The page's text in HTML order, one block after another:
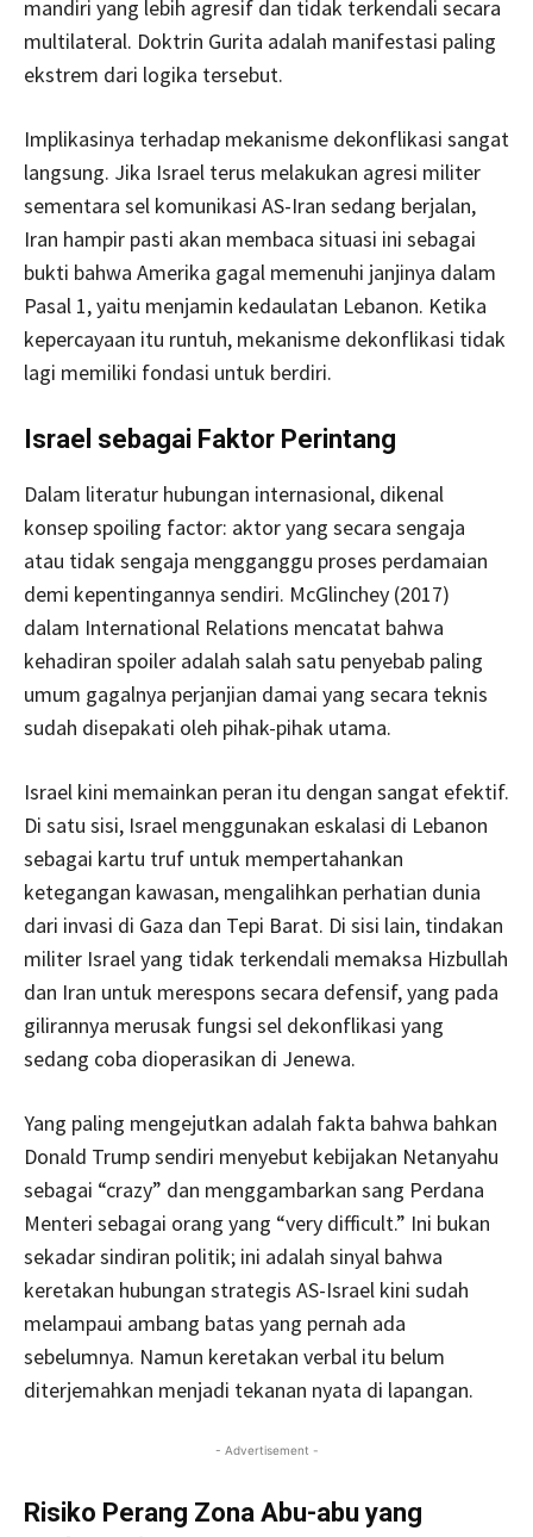
mandiri yang lebih agresif dan tidak terkendali secara
multilateral. Doktrin Gurita adalah manifestasi paling
ekstrem dari logika tersebut.
Implikasinya terhadap mekanisme dekonflikasi sangat
langsung. Jika Israel terus melakukan agresi militer
sementara sel komunikasi AS-Iran sedang berjalan,
Iran hampir pasti akan membaca situasi ini sebagai
bukti bahwa Amerika gagal memenuhi janjinya dalam
Pasal 1, yaitu menjamin kedaulatan Lebanon. Ketika
kepercayaan itu runtuh, mekanisme dekonflikasi tidak
lagi memiliki fondasi untuk berdiri.
Israel sebagai Faktor Perintang
Dalam literatur hubungan internasional, dikenal
konsep spoiling factor: aktor yang secara sengaja
atau tidak sengaja mengganggu proses perdamaian
demi kepentingannya sendiri. McGlinchey (2017)
dalam International Relations mencatat bahwa
kehadiran spoiler adalah salah satu penyebab paling
umum gagalnya perjanjian damai yang secara teknis
sudah disepakati oleh pihak-pihak utama.
Israel kini memainkan peran itu dengan sangat efektif.
Di satu sisi, Israel menggunakan eskalasi di Lebanon
sebagai kartu truf untuk mempertahankan
ketegangan kawasan, mengalihkan perhatian dunia
dari invasi di Gaza dan Tepi Barat. Di sisi lain, tindakan
militer Israel yang tidak terkendali memaksa Hizbullah
dan Iran untuk merespons secara defensif, yang pada
gilirannya merusak fungsi sel dekonflikasi yang
sedang coba dioperasikan di Jenewa.
Yang paling mengejutkan adalah fakta bahwa bahkan
Donald Trump sendiri menyebut kebijakan Netanyahu
sebagai “crazy” dan menggambarkan sang Perdana
Menteri sebagai orang yang “very difficult.” Ini bukan
sekadar sindiran politik; ini adalah sinyal bahwa
keretakan hubungan strategis AS-Israel kini sudah
melampaui ambang batas yang pernah ada
sebelumnya. Namun keretakan verbal itu belum
diterjemahkan menjadi tekanan nyata di lapangan.
- Advertisement -
Risiko Perang Zona Abu-abu yang